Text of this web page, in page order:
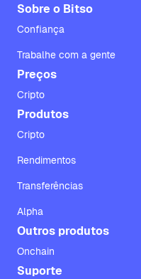
Sobre o Bitso
Confiança
Trabalhe com a gente
Preços
Cripto
Produtos
Cripto
Rendimentos
Transferências
Alpha
Outros produtos
Onchain
Suporte